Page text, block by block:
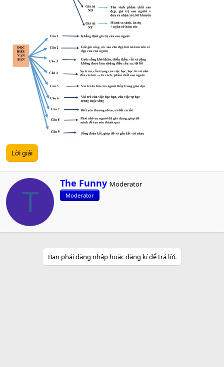
Lời giải
T
W
r
i
n
The Funny Moderator
Moderator
Bạn phải đăng nhập hoặc đăng kí để trả lời.